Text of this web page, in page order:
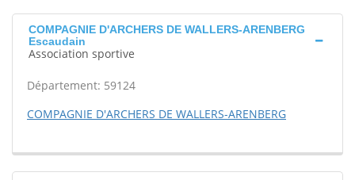
COMPAGNIE D'ARCHERS DE WALLERS-ARENBERG
Escaudain
Association sportive
Département: 59124
COMPAGNIE D'ARCHERS DE WALLERS-ARENBERG